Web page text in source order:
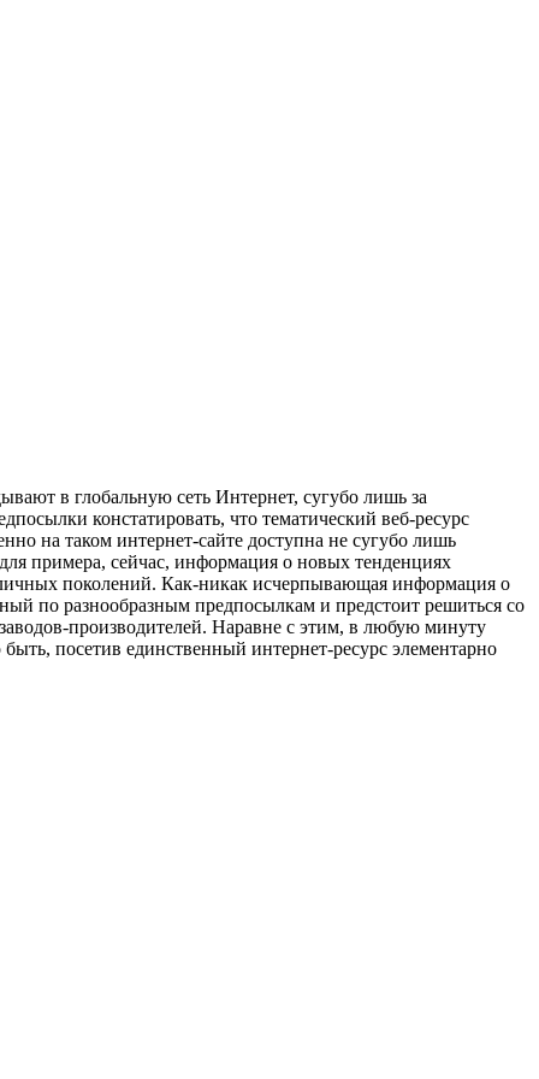
в глобальную сеть Интернет, сугубо лишь за
констатировать, что тематический веб-ресурс
на таком интернет-сайте доступна не сугубо лишь
примера, сейчас, информация о новых тенденциях
поколений. Как-никак исчерпывающая информация о
по разнообразным предпосылкам и предстоит решиться со
производителей. Наравне с этим, в любую минуту
посетив единственный интернет-ресурс элементарно